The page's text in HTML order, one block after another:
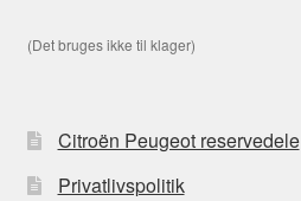
(Det bruges ikke til klager)
Citroën Peugeot reservedele
Privatlivspolitik